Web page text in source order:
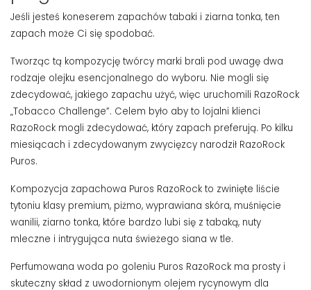
Jeśli jesteś koneserem zapachów tabaki i ziarna tonka, ten
zapach może Ci się spodobać.
Tworząc tą kompozycję twórcy marki brali pod uwagę dwa
rodzaje olejku esencjonalnego do wyboru. Nie mogli się
zdecydować, jakiego zapachu użyć, więc uruchomili RazoRock
„Tobacco Challenge”. Celem było aby to lojalni klienci
RazoRock mogli zdecydować, który zapach preferują. Po kilku
miesiącach i zdecydowanym zwycięzcy narodził RazoRock
Puros.
Kompozycja zapachowa Puros RazoRock to zwinięte liście
tytoniu klasy premium, piżmo, wyprawiana skóra, muśnięcie
wanilii, ziarno tonka, które bardzo lubi się z tabaką, nuty
mleczne i intrygująca nuta świeżego siana w tle.
Perfumowana woda po goleniu Puros RazoRock ma prosty i
skuteczny skład z uwodornionym olejem rycynowym dla